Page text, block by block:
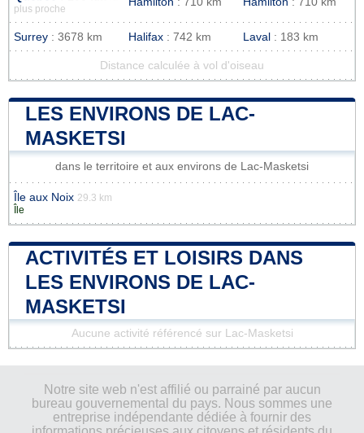
plus proche
Surrey : 3678 km Halifax : 742 km Laval : 183 km
Distance calculée à vol d'oiseau
LES ENVIRONS DE LAC-
MASKETSI
dans le territoire et aux environs de Lac-Masketsi
Île aux Noix 29.3 km
Île
ACTIVITÉS ET LOISIRS DANS
LES ENVIRONS DE LAC-
MASKETSI
Aucune activité référencé sur Lac-Masketsi
Notre site web n'est affilié ou parrainé par aucun
bureau gouvernemental du pays. Nous sommes une
entreprise indépendante dédiée à fournir des